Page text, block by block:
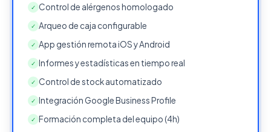
✓ Control de alérgenos homologado
✓ Arqueo de caja configurable
✓ App gestión remota iOS y Android
✓ Informes y estadísticas en tiempo real
✓ Control de stock automatizado
✓ Integración Google Business Profile
✓ Formación completa del equipo (4h)